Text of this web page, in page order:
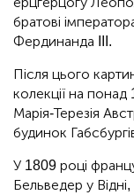
братові
Фердинанда III.
Після цього
колекції на
Марія-Терезія
будинок
У 1809 році
Бельведер у Відні,